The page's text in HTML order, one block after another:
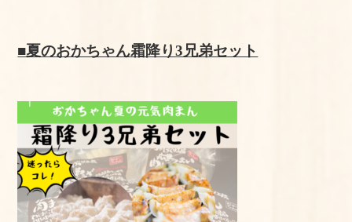
■夏のおかちゃん霜降り3兄弟セット